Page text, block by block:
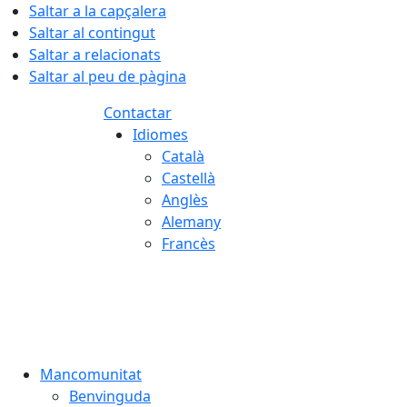
Saltar a la capçalera
Saltar al contingut
Saltar a relacionats
Saltar al peu de pàgina
Contactar
Idiomes
Català
Castellà
Anglès
Alemany
Francès
Mancomunitat
Benvinguda